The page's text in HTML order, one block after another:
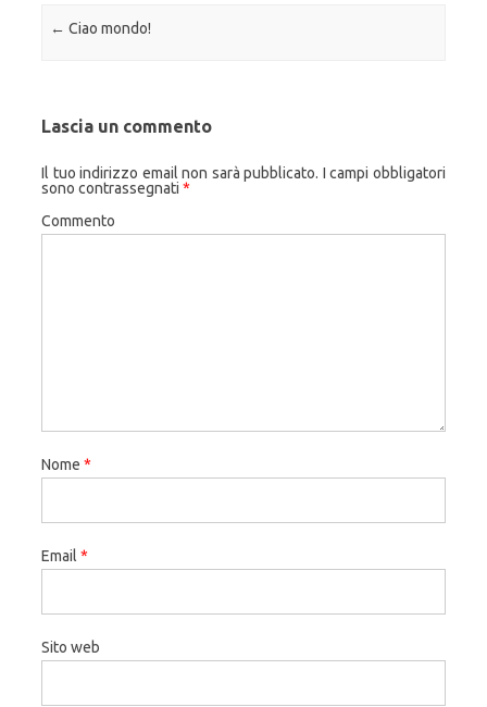
Navigazione articolo
← Ciao mondo!
Lascia un commento
Il tuo indirizzo email non sarà pubblicato. I campi obbligatori
sono contrassegnati *
Commento
Nome *
Email *
Sito web